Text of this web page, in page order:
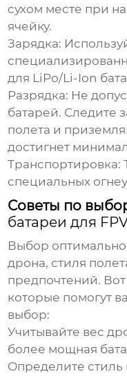
сухом месте при
ячейку.
Зарядка:
для LiPo/Li-Ion
Разрядка: Не
батарей. Следите
полета и
достигнет
Транспортировка:
специальных
Советы по
батареи для
Выбор
дрона, стиля
предпочтений.
которые помогут
выбор:
Учитывайте вес
более мощная
Определите стиль